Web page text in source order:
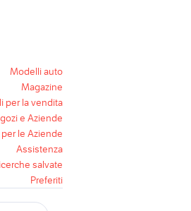
Modelli auto
Magazine
per la vendita
e Aziende
le Aziende
Assistenza
salvate
Preferiti